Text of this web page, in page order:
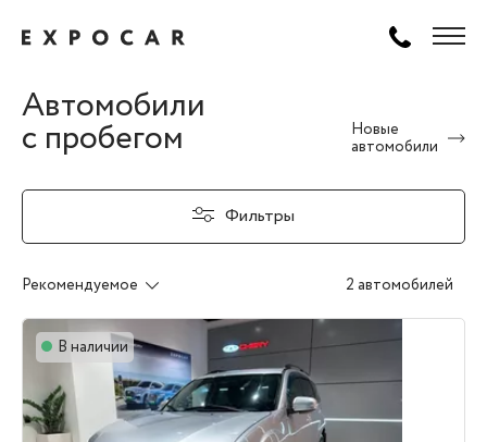
Автомобили
с пробегом
Новые
автомобили
Фильтры
Рекомендуемое 2 автомобилей
В наличии